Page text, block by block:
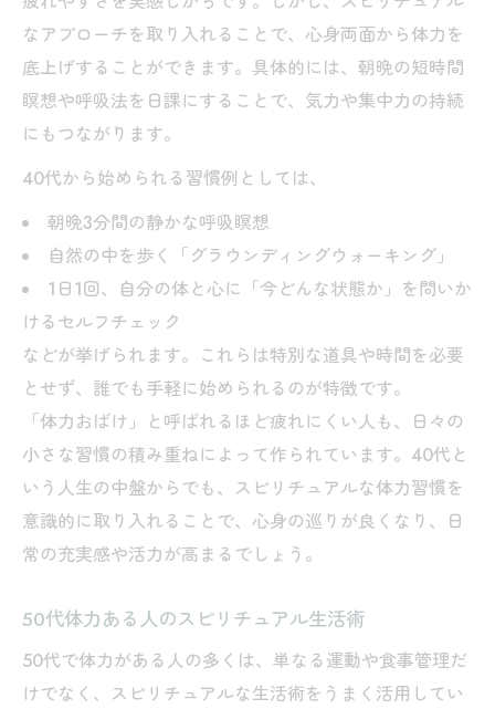
なアプローチを取り入れることで、心身両面から体力を
底上げすることができます。具体的には、朝晩の短時間
瞑想や呼吸法を日課にすることで、気力や集中力の持続
にもつながります。
40代から始められる習慣例としては、
朝晩3分間の静かな呼吸瞑想
自然の中を歩く「グラウンディングウォーキング」
1日1回、自分の体と心に「今どんな状態か」を問いか
けるセルフチェック
などが挙げられます。これらは特別な道具や時間を必要
とせず、誰でも手軽に始められるのが特徴です。
「体力おばけ」と呼ばれるほど疲れにくい人も、日々の
小さな習慣の積み重ねによって作られています。40代と
いう人生の中盤からでも、スピリチュアルな体力習慣を
意識的に取り入れることで、心身の巡りが良くなり、日
常の充実感や活力が高まるでしょう。
50代体力ある人のスピリチュアル生活術
50代で体力がある人の多くは、単なる運動や食事管理だ
けでなく、スピリチュアルな生活術をうまく活用してい